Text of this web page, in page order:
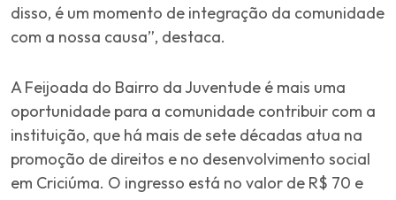
disso, é um momento de integração da comunidade
com a nossa causa”, destaca.
A Feijoada do Bairro da Juventude é mais uma
oportunidade para a comunidade contribuir com a
instituição, que há mais de sete décadas atua na
promoção de direitos e no desenvolvimento social
em Criciúma. O ingresso está no valor de R$ 70 e